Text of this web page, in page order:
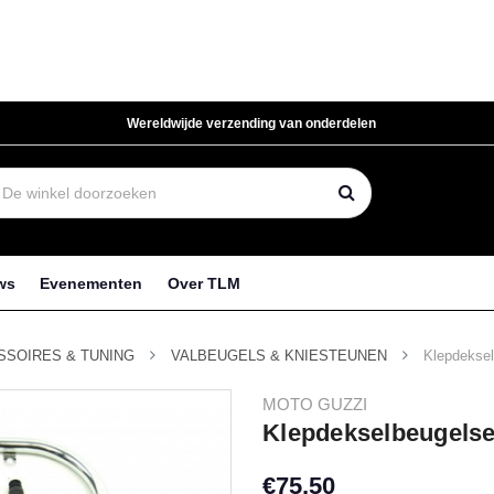
Wereldwijde verzending van onderdelen
Evenementen Over TLM
& TUNING VALBEUGELS & KNIESTEUNEN
MOTO GUZZI
€75,50